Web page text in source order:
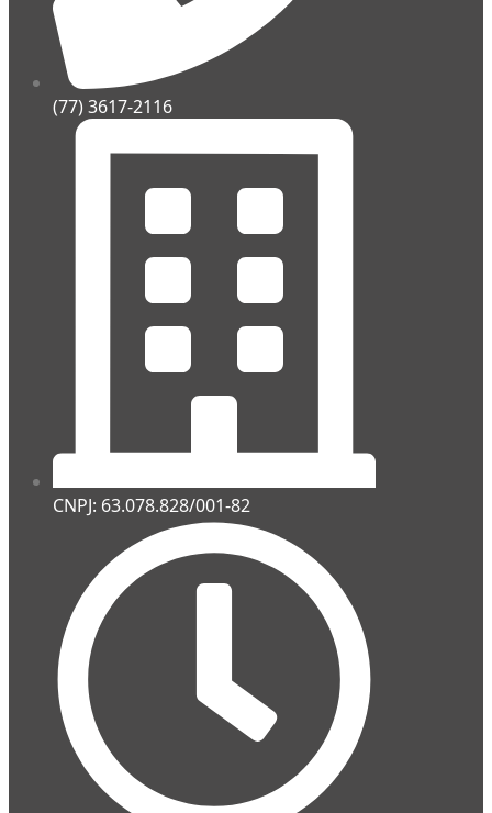
(77) 3617-2116
CNPJ: 63.078.828/001-82